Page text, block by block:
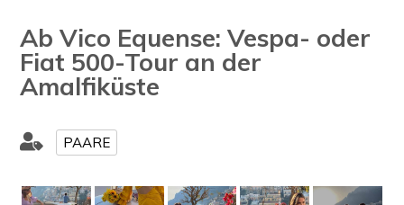
Ab Vico Equense: Vespa- oder
Fiat 500-Tour an der
Amalfiküste
PAARE